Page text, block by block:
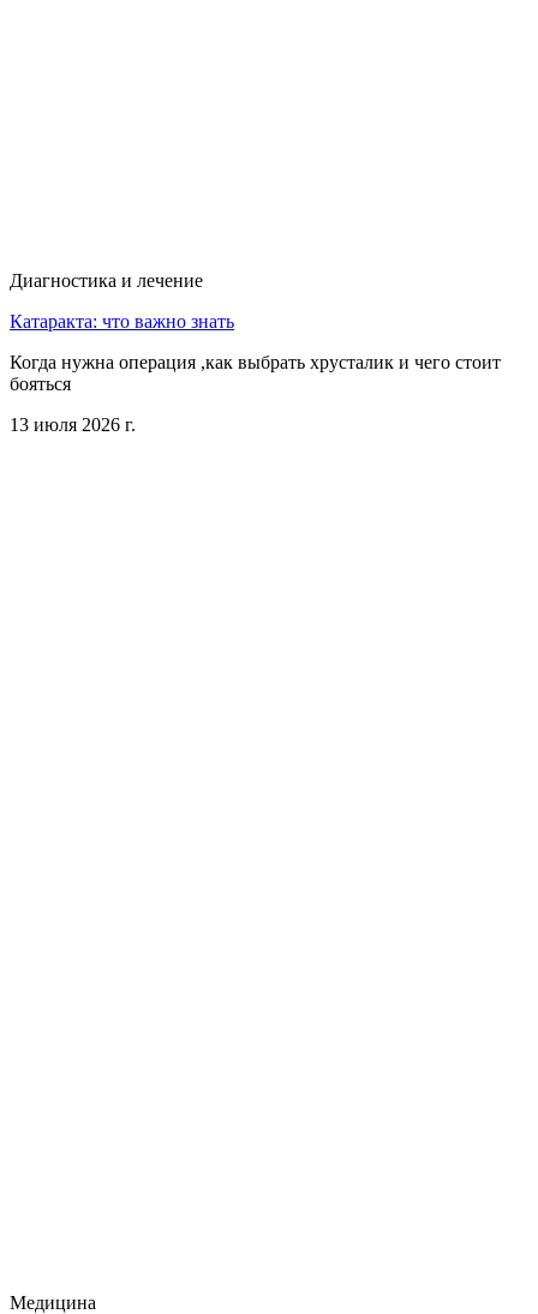
Диагностика и лечение
Катаракта: что важно знать
Когда нужна операция ,как выбрать хрусталик и чего стоит
бояться
13 июля 2026 г.
Медицина